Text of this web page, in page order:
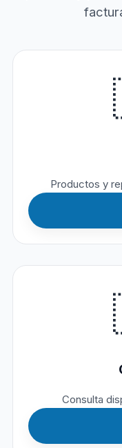
Productos y
Consulta